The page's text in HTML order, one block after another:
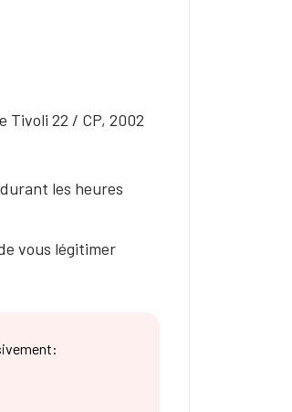
Tivoli 22 / CP, 2002
les heures
vous légitimer